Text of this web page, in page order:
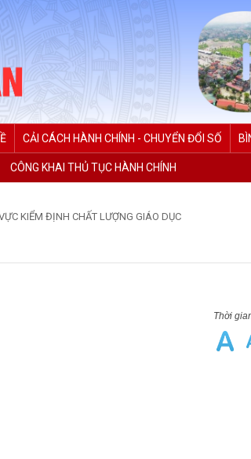
CẢI CÁCH HÀNH CHÍNH - CHUYỂN ĐỔI SỐ
CÔNG KHAI THỦ TỤC HÀNH CHÍNH
KIỂM ĐỊNH CHẤT LƯỢNG GIÁO DỤC